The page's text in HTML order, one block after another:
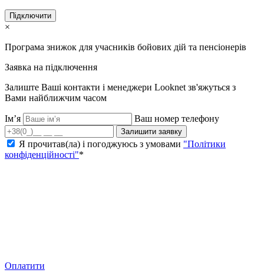
Підключити
×
Програма знижок для учасників бойових дій та пенсіонерів
Заявка на підключення
Залиште Ваші контакти і менеджери Looknet зв'яжуться з
Вами найближчим часом
Ім’я Ваш номер телефону
Залишити заявку
Я прочитав(ла) і погоджуюсь з умовами "Політики
конфіденційності"*
Оплатити